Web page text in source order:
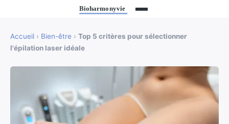
Accueil › Bien-être › Top 5 critères pour sélectionner
l'épilation laser idéale